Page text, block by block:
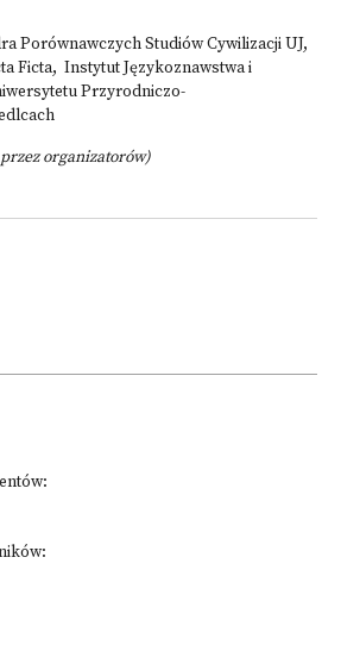
Porównawczych Studiów Cywilizacji UJ,
Ficta, Instytut Językoznawstwa i
Przyrodniczo-
organizatorów)